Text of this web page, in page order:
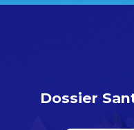
Dossier